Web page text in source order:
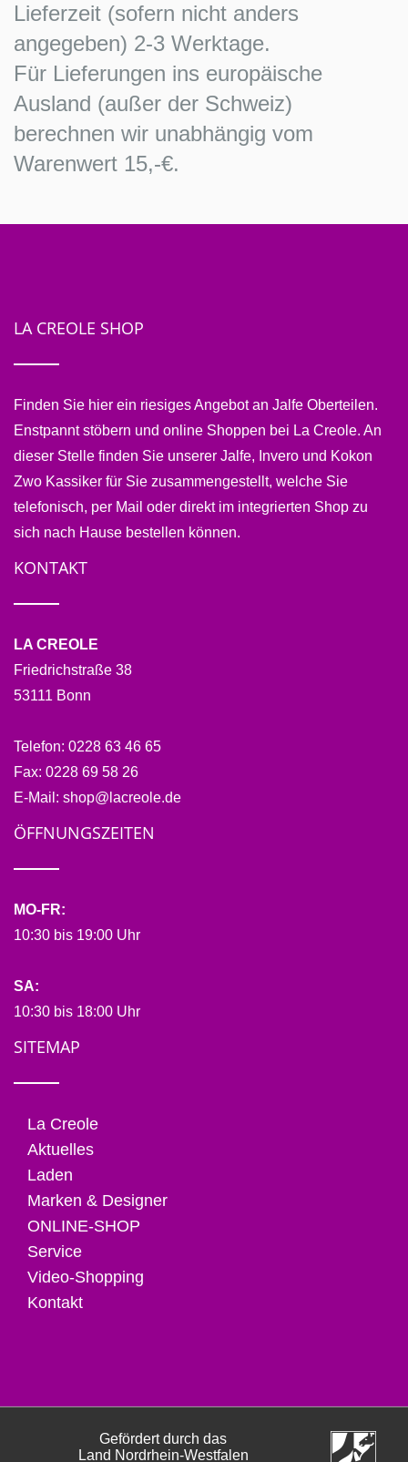
Lieferzeit (sofern nicht anders
angegeben) 2-3 Werktage.
Für Lieferungen ins europäische
Ausland (außer der Schweiz)
berechnen wir unabhängig vom
Warenwert 15,-€.
LA CREOLE SHOP
Finden Sie hier ein riesiges Angebot an Jalfe Oberteilen.
Enstpannt stöbern und online Shoppen bei La Creole. An
dieser Stelle finden Sie unserer Jalfe, Invero und Kokon
Zwo Kassiker für Sie zusammengestellt, welche Sie
telefonisch, per Mail oder direkt im integrierten Shop zu
sich nach Hause bestellen können.
KONTAKT
LA CREOLE
Friedrichstraße 38
53111 Bonn
Telefon: 0228 63 46 65
Fax: 0228 69 58 26
E-Mail: shop@lacreole.de
ÖFFNUNGSZEITEN
MO-FR:
10:30 bis 19:00 Uhr
SA:
10:30 bis 18:00 Uhr
SITEMAP
La Creole
Aktuelles
Laden
Marken & Designer
ONLINE-SHOP
Service
Video-Shopping
Kontakt
Gefördert durch das
Land Nordrhein-Westfalen